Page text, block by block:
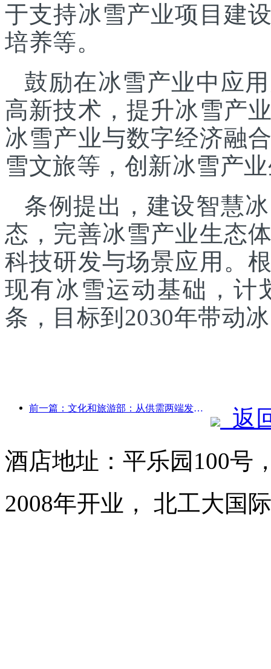
于支持冰雪产业项目建
培养等。
鼓励在冰雪产业中应
高新技术，提升冰雪产
冰雪产业与数字经济融
雪文旅等，创新冰雪产
条例提出，建设智慧
态，完善冰雪产业生态
科技研发与场景应用。
现有冰雪运动基础，计
条，目标到2030年带动
前一篇：文化和旅游部：从供需两端发力，引导文旅消费活动出行
返
酒店地址：平乐园100号
2008年开业， 北工大